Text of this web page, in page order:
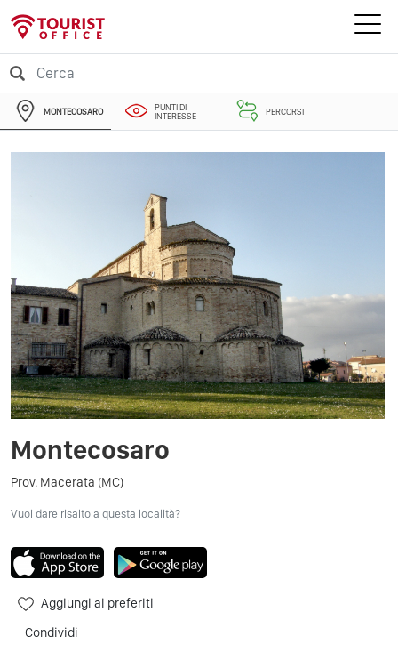
MONTECOSARO
PUNTI DI
INTERESSE
PERCORSI
Montecosaro
Prov. Macerata (MC)
Vuoi dare risalto a questa località?
Aggiungi ai preferiti
Condividi